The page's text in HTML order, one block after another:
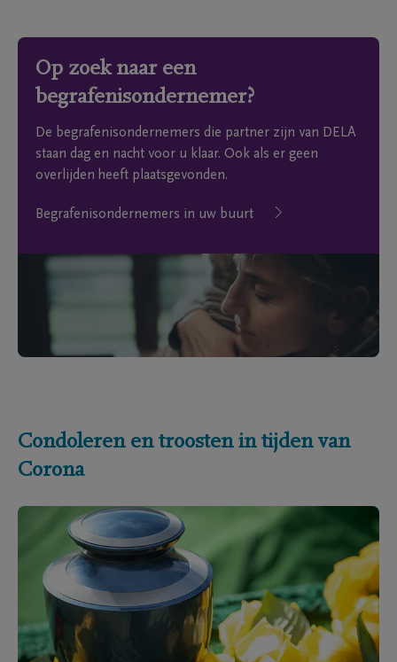
Op zoek naar een
begrafenisondernemer?
De begrafenisondernemers die partner zijn van DELA
staan dag en nacht voor u klaar. Ook als er geen
overlijden heeft plaatsgevonden.
Begrafenisondernemers in uw buurt
Condoleren en troosten in tijden van
Corona